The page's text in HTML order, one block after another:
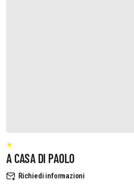
A CASA DI PAOLO
Richiedi informazioni